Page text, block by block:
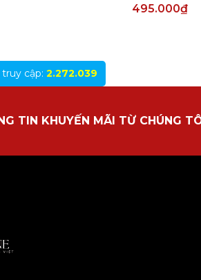
495.000₫
cập: 2.272.039
TIN KHUYẾN MÃI TỪ CHÚNG